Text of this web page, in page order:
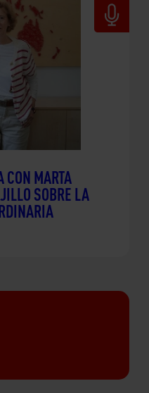
CON MARTA
SOBRE LA